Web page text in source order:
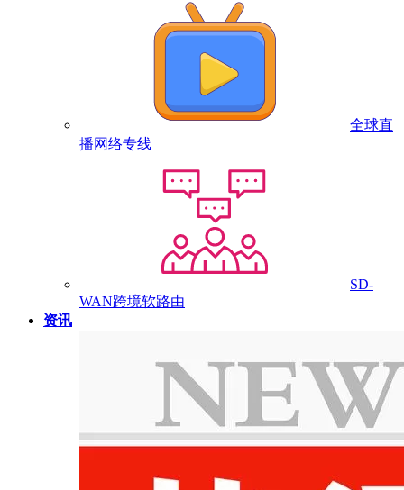
全球直
播网络专线
SD-
WAN跨境软路由
资讯